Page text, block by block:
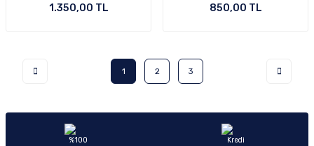
1.350,00 TL 850,00 TL
1 2 3